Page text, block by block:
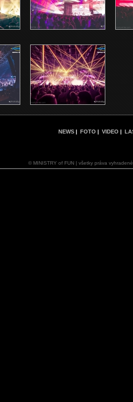
NEWS | FOTO | VIDEO |
© MINISTRY of FUN | všetky práva